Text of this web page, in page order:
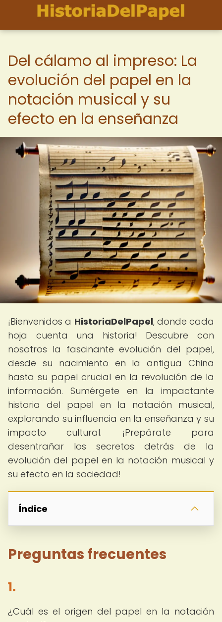
Del cálamo al impreso: La
evolución del papel en la
notación musical y su
efecto en la enseñanza
¡Bienvenidos a HistoriaDelPapel, donde cada
hoja cuenta una historia! Descubre con
nosotros la fascinante evolución del papel,
desde su nacimiento en la antigua China
hasta su papel crucial en la revolución de la
información. Sumérgete en la impactante
historia del papel en la notación musical,
explorando su influencia en la enseñanza y su
impacto cultural. ¡Prepárate para
desentrañar los secretos detrás de la
evolución del papel en la notación musical y
su efecto en la sociedad!
Índice
Preguntas frecuentes
1.
¿Cuál es el origen del papel en la notación